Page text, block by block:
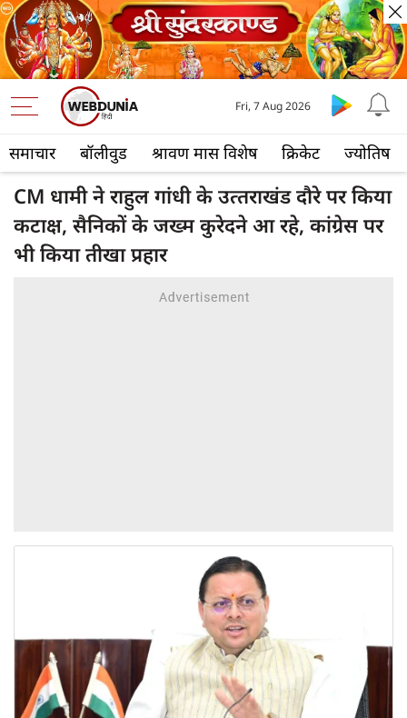
समाचार बॉलीवुड श्रावण मास विशेष क्रिकेट ज्योतिष
Fri, 7 Aug 2026
CM धामी ने राहुल गांधी के उत्‍तराखंड दौरे पर किया
कटाक्ष, सैनिकों के जख्म कुरेदने आ रहे, कांग्रेस पर
भी किया तीखा प्रहार